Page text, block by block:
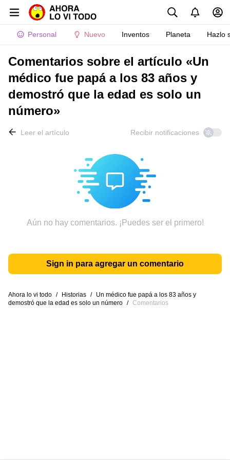
Personal Nuevo Inventos Planeta Hazlo
Comentarios sobre el artículo «Un
médico fue papá a los 83 años y
demostró que la edad es solo un
número»
Leer el artículo Recibir notificaciones
Aún no hay comentarios. ¡Puedes ser el primero!
Sign in para agregar un comentario
Ahora lo vi todo / Historias /
Un médico fue papá a los 83 años y
demostró que la edad es solo un número / Comentarios